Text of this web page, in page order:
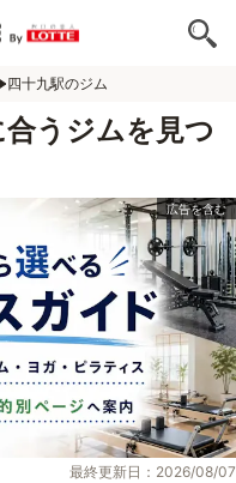
四十九駅のジム
合うジムを見つ
最終更新日：2026/08/07